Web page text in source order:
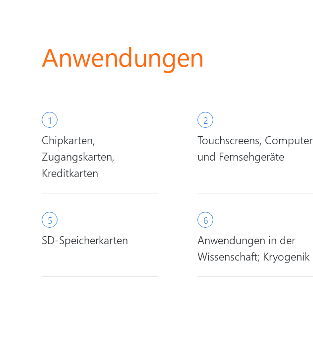
Anwendungen
Chipkarten,
Zugangskarten,
Kreditkarten
Touchscreens, Computer
und Fernsehgeräte
SD-Speicherkarten
Anwendungen in der
Wissenschaft; Kryogenik